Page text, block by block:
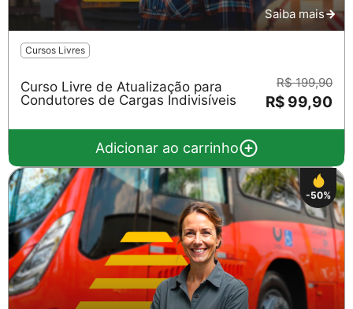
Saiba mais
Cursos Livres
Curso Livre de Atualização para
Condutores de Cargas Indivisíveis
R$ 199,90
R$ 99,90
Adicionar ao carrinho
-50%